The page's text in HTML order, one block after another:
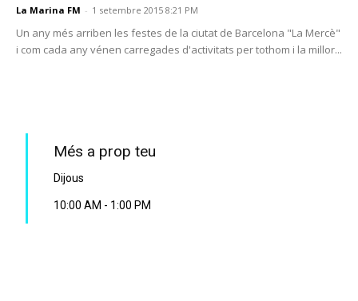
La Marina FM - 1 setembre 2015 8:21 PM
Un any més arriben les festes de la ciutat de Barcelona "La Mercè"
i com cada any vénen carregades d'activitats per tothom i la millor...
Més a prop teu
Dijous
10:00 AM - 1:00 PM